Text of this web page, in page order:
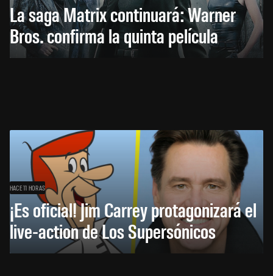
La saga Matrix continuará: Warner
Bros. confirma la quinta película
HACE 11 HORAS
¡Es oficial! Jim Carrey protagonizará el
live-action de Los Supersónicos